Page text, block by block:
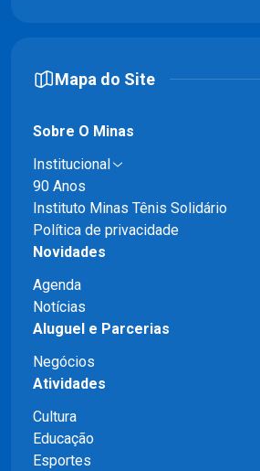
Mapa do Site
Sobre O Minas
Institucional
90 Anos
Instituto Minas Tênis Solidário
Política de privacidade
Novidades
Agenda
Notícias
Aluguel e Parcerias
Negócios
Atividades
Cultura
Educação
Esportes